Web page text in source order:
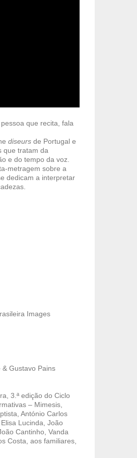
que recita, fala
diseurs de Portugal e
que tratam da
e do tempo da voz.
metragem sobre a
dedicam a interpretar
Images
& Gustavo Pains
3.ª edição do Ciclo
– Mimesis,
António Carlos
Lucinda, João
Cantinho, Vanda
Costa, aos familiares,